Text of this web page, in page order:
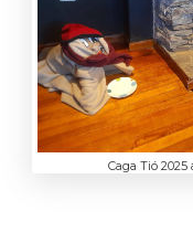
Caga Tió 2025